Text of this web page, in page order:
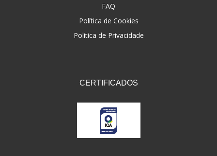
FAQ
Política de Cookies
Politica de Privacidade
CERTIFICADOS